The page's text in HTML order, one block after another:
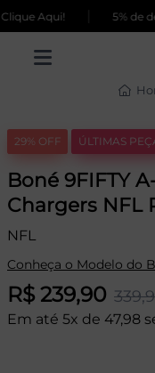
Aqui! 5% de
29% OFF ÚLTIMAS
Boné 9FIFTY
Chargers NFL
NFL
Conheça o Modelo do
R$ 239,90
Em até 5x de 47,98